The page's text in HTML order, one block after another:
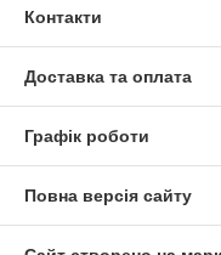
Контакти
Доставка та оплата
Графік роботи
Повна версія сайту